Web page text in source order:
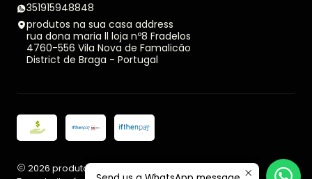
351915948848
produtos na sua casa address
rua dona maria ll loja nº8 Fradelos
4760-556 Vila Nova de Famalicão
District de Braga - Portugal
2026 produtos na sua casa.